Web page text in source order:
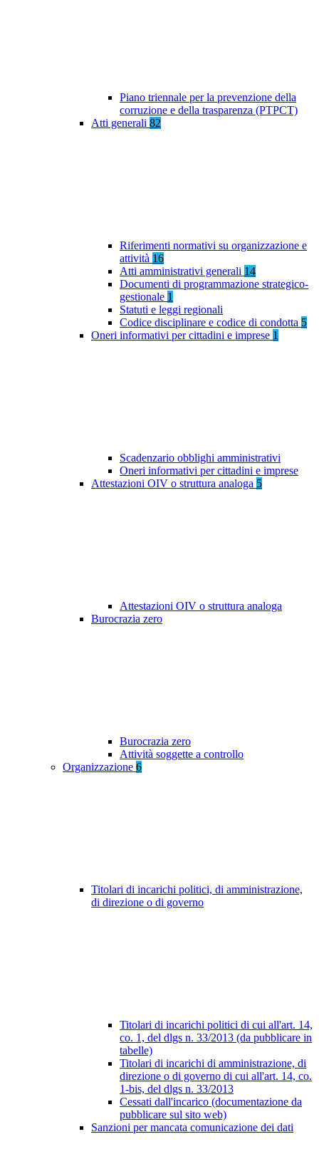
Piano triennale per la prevenzione della
corruzione e della trasparenza (PTPCT)
Atti generali 82
Riferimenti normativi su organizzazione e
attività 16
Atti amministrativi generali 14
Documenti di programmazione strategico-
gestionale 1
Statuti e leggi regionali
Codice disciplinare e codice di condotta 5
Oneri informativi per cittadini e imprese 1
Scadenzario obblighi amministrativi
Oneri informativi per cittadini e imprese
Attestazioni OIV o struttura analoga 5
Attestazioni OIV o struttura analoga
Burocrazia zero
Burocrazia zero
Attività soggette a controllo
Organizzazione 6
Titolari di incarichi politici, di amministrazione,
di direzione o di governo
Titolari di incarichi politici di cui all'art. 14,
co. 1, del dlgs n. 33/2013 (da pubblicare in
tabelle)
Titolari di incarichi di amministrazione, di
direzione o di governo di cui all'art. 14, co.
1-bis, del dlgs n. 33/2013
Cessati dall'incarico (documentazione da
pubblicare sul sito web)
Sanzioni per mancata comunicazione dei dati